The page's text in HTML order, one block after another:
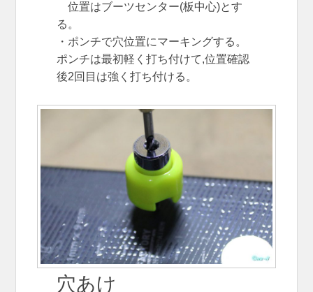
位置はブーツセンター(板中心)とす
る。
・ポンチで穴位置にマーキングする。
ポンチは最初軽く打ち付けて,位置確認
後2回目は強く打ち付ける。
穴あけ